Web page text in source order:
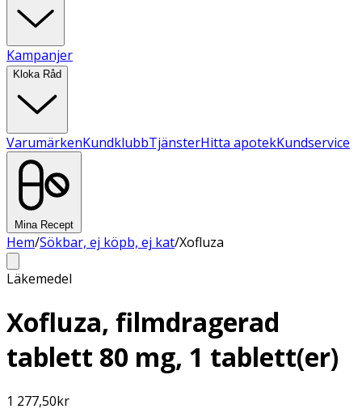
Kampanjer
Kloka Råd
VarumärkenKundklubbTjänsterHitta apotekKundservice
Mina Recept
Hem/Sökbar, ej köpb, ej kat/Xofluza
Läkemedel
Xofluza, filmdragerad
tablett 80 mg, 1 tablett(er)
1 277,50kr